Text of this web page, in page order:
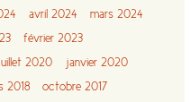
avril 2024
mars 2024
février 2023
2020
janvier 2020
2018
octobre 2017